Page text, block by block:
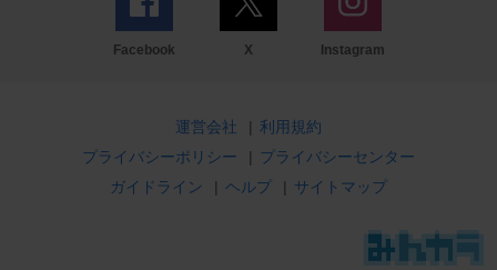
Facebook X Instagram
運営会社 | 利用規約
プライバシーポリシー
| プライバシーセンター
ガイドライン
| ヘルプ | サイトマップ